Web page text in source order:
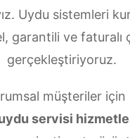
Uydu sistemleri
garantili ve faturalı
gerçekleştiriyoruz.
müşteriler için
servisi